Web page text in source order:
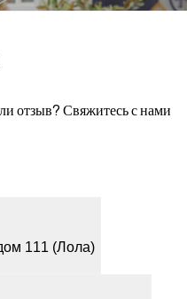
отзыв? Свяжитесь с нами
111 (Лола)